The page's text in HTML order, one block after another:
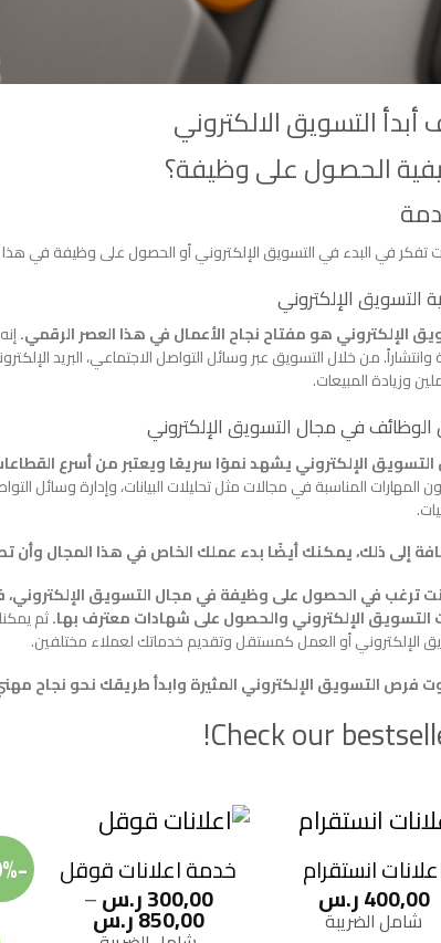
التسويق الالكتروني
الحصول على وظيفة؟
تفكر في البدء في التسويق الإلكتروني أو الحصول على وظيفة في هذا
التسويق الإلكتروني
الإلكتروني هو مفتاح نجاح الأعمال في هذا العصر الرقمي.
وانتشاراً. من خلال التسويق عبر وسائل التواصل الاجتماعي، البريد
وزيادة المبيعات.
في مجال التسويق الإلكتروني
الإلكتروني يشهد نموًا سريعًا ويعتبر من أسرع
المهارات المناسبة في مجالات مثل تحليلات البيانات، وإدارة وسائل
إلى ذلك، يمكنك أيضًا بدء عملك الخاص في هذا المجال وأن
ترغب في الحصول على وظيفة في مجال التسويق
التسويق الإلكتروني والحصول على شهادات معترف بها.ثم
الإلكتروني أو العمل كمستقل وتقديم خدماتك لعملاء مختلفين.
فرص التسويق الإلكتروني المثيرة وابدأ طريقك نحو نجاح
Check our
انستقرام
400,00ر.س
شامل الضريبة
خدمة اعلانات قوقل
300,00ر.س–
850,00ر.س
-40%